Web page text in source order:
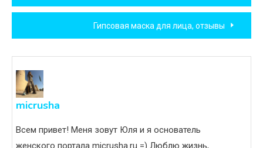
по
записям
Гипсовая маска для лица, отзывы
micrusha
Всем привет! Меня зовут Юля и я основатель
женского портала micrusha.ru =) Люблю жизнь,